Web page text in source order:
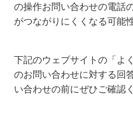
の操作お問い合わせの電話
がつながりにくくなる可能
下記のウェブサイトの「よ
のお問い合わせに対する回
い合わせの前にぜひご確認